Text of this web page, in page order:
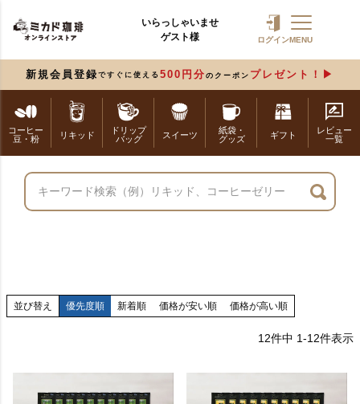
いらっしゃいませ
ゲスト様
ログインMENU
新規会員登録 ですぐに使える 500円分 のクーポン プレゼント！
コーヒー
豆・粉
リキッド
ドリップ
バッグ
スイーツ
紙袋・
グッズ
ギフト
レビュー
一覧
並び替え 優先度順 新着順 価格が安い順 価格が高い順
12件中 1-12件表示